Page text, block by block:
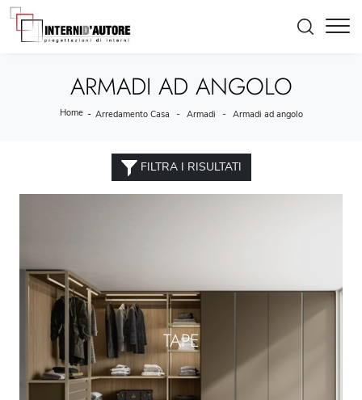
ARMADI AD ANGOLO
Home - Arredamento Casa - Armadi - Armadi ad angolo
FILTRA I RISULTATI
TAPE